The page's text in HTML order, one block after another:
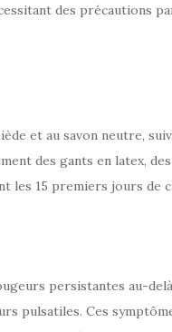
des précautions
et au savon neutre,
des gants en latex,
les 15 premiers jours de
persistantes au-
pulsatiles. Ces